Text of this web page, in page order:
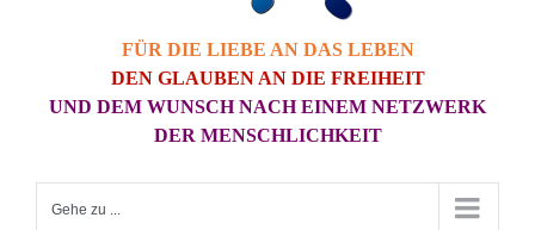
FÜR DIE LIEBE AN DAS LEBEN
DEN GLAUBEN AN DIE FREIHEIT
UND DEM WUNSCH NACH EINEM NETZWERK
DER MENSCHLICHKEIT
Gehe zu ...